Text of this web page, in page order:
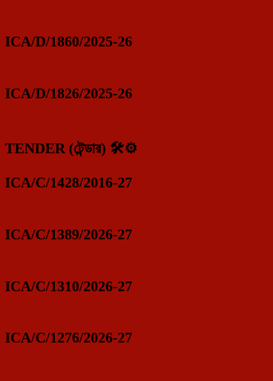
ICA/D/1860/2025-26
ICA/D/1826/2025-26
TENDER (টেন্ডার) 🛠️⚙️
ICA/C/1428/2016-27
ICA/C/1389/2026-27
ICA/C/1310/2026-27
ICA/C/1276/2026-27